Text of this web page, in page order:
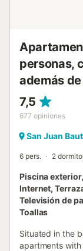
personas,
además
7,5
677 opiniones
San Juan
6 pers. 2
Piscina
Internet,
Televisión de
Toallas
Situated in the
apartments